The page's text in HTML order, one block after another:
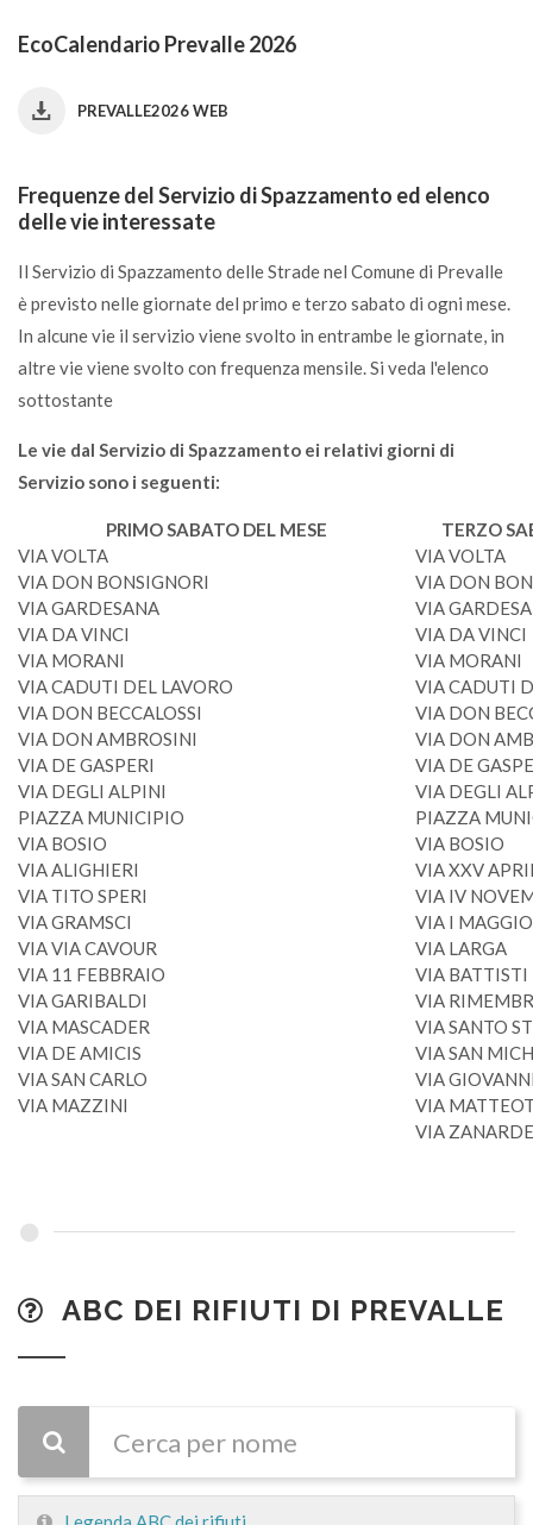
EcoCalendario Prevalle 2026
PREVALLE2026 WEB
Frequenze del Servizio di Spazzamento ed elenco
delle vie interessate
Il Servizio di Spazzamento delle Strade nel Comune di Prevalle
è previsto nelle giornate del primo e terzo sabato di ogni mese.
In alcune vie il servizio viene svolto in entrambe le giornate, in
altre vie viene svolto con frequenza mensile.Si veda l'elenco
sottostante
Le vie dal Servizio di Spazzamento ei relativi giorni di
Servizio sono i seguenti:
PRIMO SABATO DEL MESE
TERZO
VIA VOLTA
VIA VOLTA
VIA DON BONSIGNORI
VIA DON
VIA GARDESANA
VIA
VIA DA VINCI
VIA DA VINCI
VIA MORANI
VIA
VIA CADUTI DEL LAVORO
VIA CADUTI
VIA DON BECCALOSSI
VIA DON
VIA DON AMBROSINI
VIA DON
VIA DE GASPERI
VIA DE
VIA DEGLI ALPINI
VIA DEGLI
PIAZZA MUNICIPIO
PIAZZA
VIA BOSIO
VIA BOSIO
VIA ALIGHIERI
VIA XXV
VIA TITO SPERI
VIA IV
VIA GRAMSCI
VIA I MAGGIO
VIA VIA CAVOUR
VIA LARGA
VIA 11 FEBBRAIO
VIA BATTISTI
VIA GARIBALDI
VIA
VIA MASCADER
VIA SANTO
VIA DE AMICIS
VIA SAN
VIA SAN CARLO
VIA
VIA MAZZINI
VIA
VIA
ABC DEI RIFIUTI DI PREVALLE